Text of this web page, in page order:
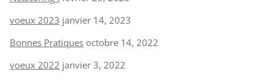
voeux 2023 janvier 14, 2023
Bonnes Pratiques octobre 14, 2022
voeux 2022 janvier 3, 2022